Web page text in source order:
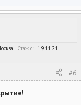
Стаж c
19.11.21
#6